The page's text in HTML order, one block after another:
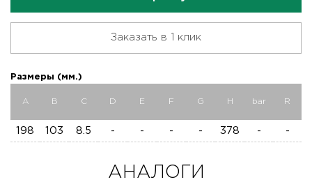
Заказать в 1 клик
Размеры (мм.)
A B C D E F G H bar R
198 103 8.5 - - - - 378 - -
АНАЛОГИ